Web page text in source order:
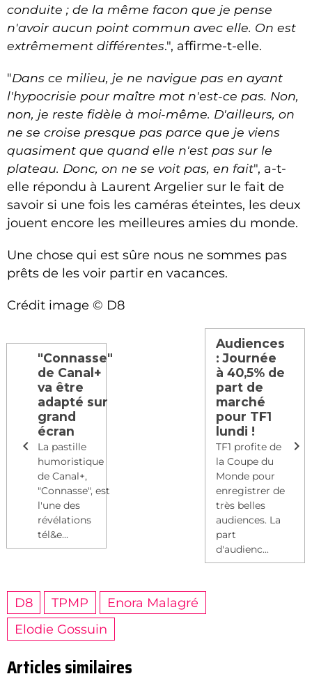
conduite ; de la même facon que je pense
n'avoir aucun point commun avec elle. On est
extrêmement différentes.", affirme-t-elle.
"Dans ce milieu, je ne navigue pas en ayant
l'hypocrisie pour maître mot n'est-ce pas. Non,
non, je reste fidèle à moi-même. D'ailleurs, on
ne se croise presque pas parce que je viens
quasiment que quand elle n'est pas sur le
plateau. Donc, on ne se voit pas, en fait", a-t-
elle répondu à Laurent Argelier sur le fait de
savoir si une fois les caméras éteintes, les deux
jouent encore les meilleures amies du monde.
Une chose qui est sûre nous ne sommes pas
prêts de les voir partir en vacances.
Crédit image © D8
"Connasse"
de Canal+
va être
adapté sur
grand
écran
La pastille
humoristique
de Canal+,
"Connasse", est
l'une des
révélations
tél&e...
Audiences
: Journée
à 40,5% de
part de
marché
pour TF1
lundi !
TF1 profite de
la Coupe du
Monde pour
enregistrer de
très belles
audiences. La
part
d'audienc...
D8 TPMP
Enora Malagré
Elodie Gossuin
Articles similaires